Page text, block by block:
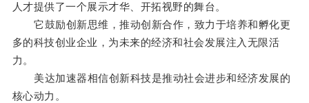
人才提供了一个展示才华、开拓视野的舞台。
它鼓励创新思维，推动创新合作，致力于培养和孵化更
多的科技创业企业，为未来的经济和社会发展注入无限活
力。
美达加速器相信创新科技是推动社会进步和经济发展的
核心动力。